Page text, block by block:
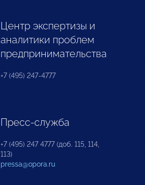
Центр экспертизы и
аналитики проблем
предпринимательства
+7 (495) 247-4777
Пресс-служба
+7 (495) 247 4777 (доб. 115, 114,
113)
pressa@opora.ru